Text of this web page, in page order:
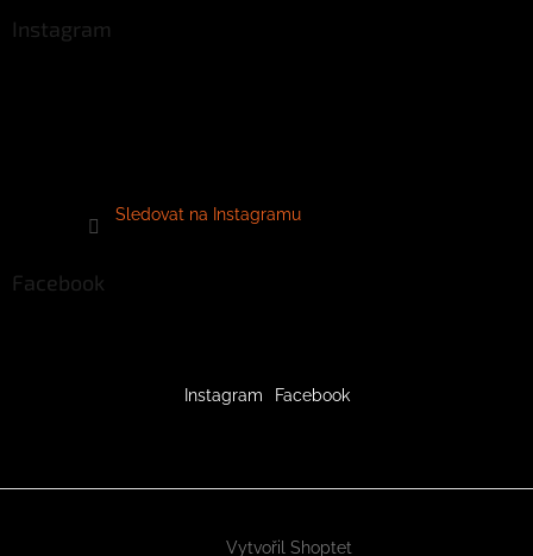
Instagram
Sledovat na Instagramu
Facebook
Instagram Facebook
Vytvořil Shoptet